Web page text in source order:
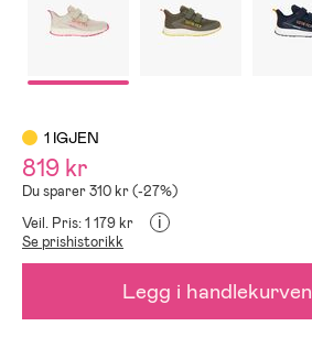
1 IGJEN
819 kr
Du sparer 310 kr (-27%)
Veil. Pris: 1 179 kr
i
Se prishistorikk
Legg i handlekurven